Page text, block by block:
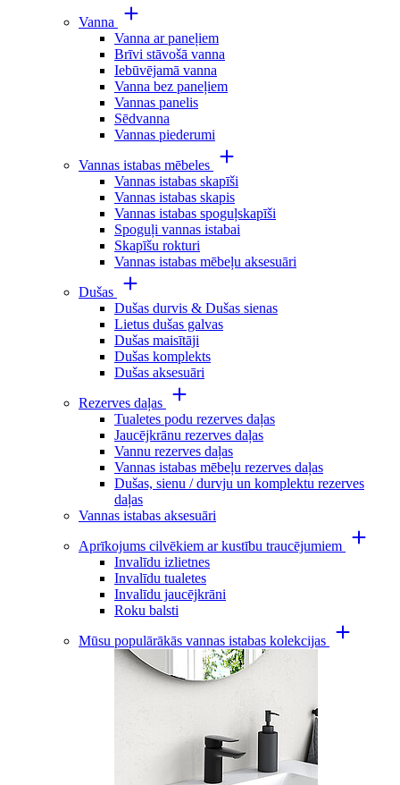
Vanna
Vanna ar paneļiem
Brīvi stāvošā vanna
Iebūvējamā vanna
Vanna bez paneļiem
Vannas panelis
Sēdvanna
Vannas piederumi
Vannas istabas mēbeles
Vannas istabas skapīši
Vannas istabas skapis
Vannas istabas spoguļskapīši
Spoguļi vannas istabai
Skapīšu rokturi
Vannas istabas mēbeļu aksesuāri
Dušas
Dušas durvis & Dušas sienas
Lietus dušas galvas
Dušas maisītāji
Dušas komplekts
Dušas aksesuāri
Rezerves daļas
Tualetes podu rezerves daļas
Jaucējkrānu rezerves daļas
Vannu rezerves daļas
Vannas istabas mēbeļu rezerves daļas
Dušas, sienu / durvju un komplektu rezerves
daļas
Vannas istabas aksesuāri
Aprīkojums cilvēkiem ar kustību traucējumiem
Invalīdu izlietnes
Invalīdu tualetes
Invalīdu jaucējkrāni
Roku balsti
Mūsu populārākās vannas istabas kolekcijas